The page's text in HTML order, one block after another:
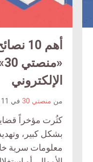
article
comment
count
أهم
الإلكتروني
من منصتي 30 في 11 ديسمبر 2022
كثُرت مؤخراً قضايا
بشكل كبير،
معلومات سرية